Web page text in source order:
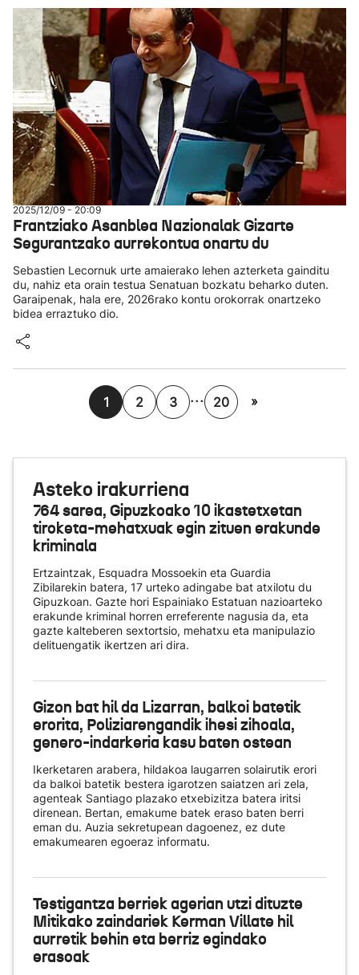
2025/12/09 - 20:09
Frantziako Asanblea Nazionalak Gizarte
Segurantzako aurrekontua onartu du
Sebastien Lecornuk urte amaierako lehen azterketa gainditu
du, nahiz eta orain testua Senatuan bozkatu beharko duten.
Garaipenak, hala ere, 2026rako kontu orokorrak onartzeko
bidea erraztuko dio.
1 2 3 ... 20 »
Asteko irakurriena
764 sarea, Gipuzkoako 10 ikastetxetan
tiroketa-mehatxuak egin zituen erakunde
kriminala
Ertzaintzak, Esquadra Mossoekin eta Guardia
Zibilarekin batera, 17 urteko adingabe bat atxilotu du
Gipuzkoan. Gazte hori Espainiako Estatuan nazioarteko
erakunde kriminal horren erreferente nagusia da, eta
gazte kalteberen sextortsio, mehatxu eta manipulazio
delituengatik ikertzen ari dira.
Gizon bat hil da Lizarran, balkoi batetik
erorita, Poliziarengandik ihesi zihoala,
genero-indarkeria kasu baten ostean
Ikerketaren arabera, hildakoa laugarren solairutik erori
da balkoi batetik bestera igarotzen saiatzen ari zela,
agenteak Santiago plazako etxebizitza batera iritsi
direnean. Bertan, emakume batek eraso baten berri
eman du. Auzia sekretupean dagoenez, ez dute
emakumearen egoeraz informatu.
Testigantza berriek agerian utzi dituzte
Mitikako zaindariek Kerman Villate hil
aurretik behin eta berriz egindako
erasoak